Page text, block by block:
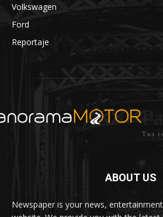
Volkswagen
Ford
Reportaje
Tus
ABOUT US
Newspaper is your news,